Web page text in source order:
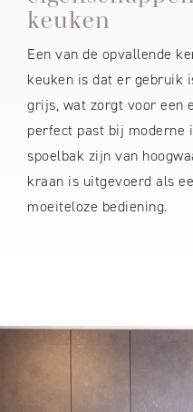
keuken
Een van de opvallende
keuken is dat er gebruik
grijs, wat zorgt voor een
perfect past bij moderne
spoelbak zijn van
kraan is uitgevoerd als
moeiteloze bediening.